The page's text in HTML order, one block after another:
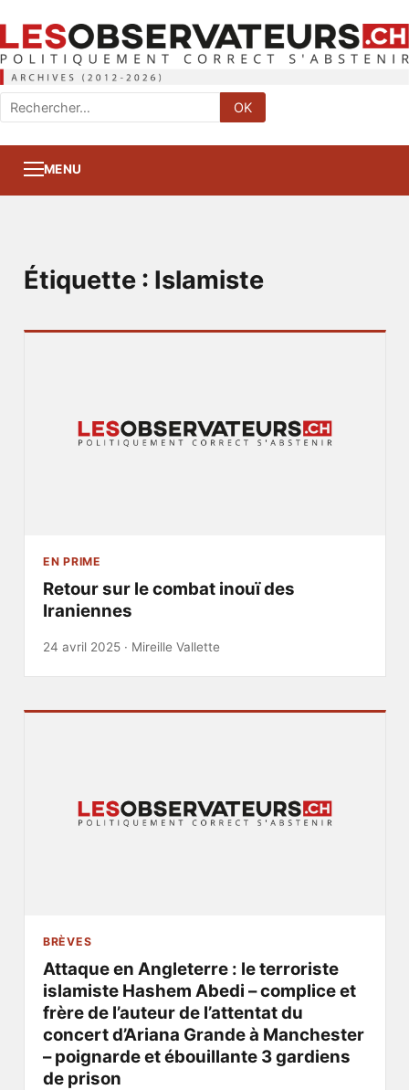
Rechercher
:
OK
MENU
Étiquette : Islamiste
EN PRIME
Retour sur le combat inouï des
Iraniennes
24 avril 2025 · Mireille Vallette
BRÈVES
Attaque en Angleterre : le terroriste
islamiste Hashem Abedi – complice et
frère de l’auteur de l’attentat du
concert d’Ariana Grande à Manchester
– poignarde et ébouillante 3 gardiens
de prison